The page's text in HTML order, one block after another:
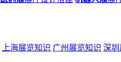
上海展览知识 广州展览知识 深圳